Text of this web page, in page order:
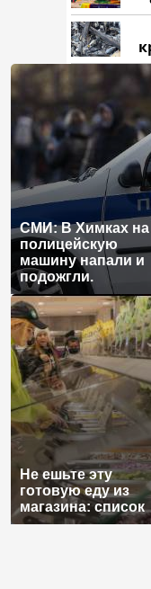
СМИ: В Химках на
полицейскую
машину напали и
подожгли.
Не ешьте эту
готовую еду из
магазина: список